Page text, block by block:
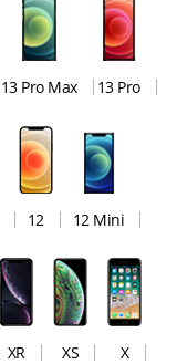
13 Pro Max 13 Pro
12 12 Mini
XR XS X